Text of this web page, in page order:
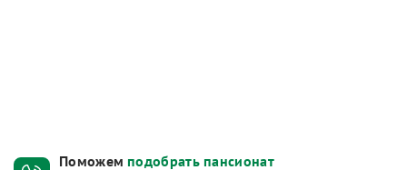
Поможем подобрать пансионат